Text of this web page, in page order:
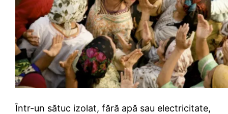
Într-un sătuc izolat, fără apă sau electricitate,